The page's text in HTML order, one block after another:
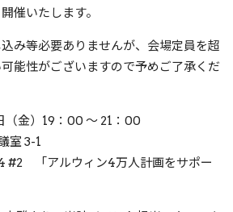
催いたします。
み等必要ありませんが、会場定員を超
能性がございますので予めご了承くだ
（金）19：00 ～ 21：00
室 3-1
#2 「アルウィン4万人計画をサポー